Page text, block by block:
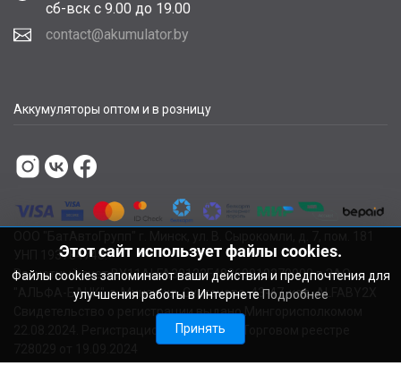
сб-вск с 9.00 до 19.00
contact@akumulator.by
Аккумуляторы оптом и в розницу
УНП 193784748.
Расчетный счет BY11ALFA30122F48260010270000 в ЗАО
"АЛЬФА-БАНК", г. Минск, ул. Сурганова, 43-47, код ALFABY2X
Свидетельство о регистрации выдано Мингорисполкомом
22.08.2024. Регистрационный номер в Торговом реестре
Этот сайт использует файлы cookies.
Файлы cookies запоминают ваши действия и предпочтения для
улучшения работы в Интернете Подробнее
Принять